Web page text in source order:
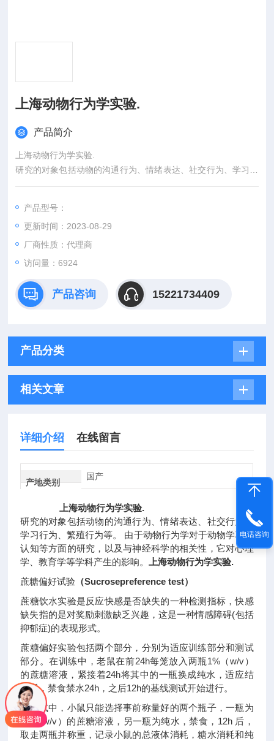
上海动物行为学实验.
产品简介
上海动物行为学实验.
研究的对象包括动物的沟通行为、情绪表达、社交行为、学习行
为、繁殖行为等。 由于动物行为学对于动物学习和认知等方面的
生的影响。
产品型号：
更新时间：2023-08-29
厂商性质：代理商
访问量：6924
产品咨询 15221734409
产品分类
相关文章
详细介绍 在线留言
产地类别
国产
上海动物行为学实验.
研究的对象包括动物的沟通行为、情绪表达、社交行为、
学习行为、繁殖行为等。 由于动物行为学对于动物学习和
认知等方面的研究，以及与神经科学的相关性，它对心理
学、教育学等学科产生的影响。
上海动物行为学实验.
蔗糖偏好试验 （Sucrosepreference test）
蔗糖饮水实验是反应快感是否缺失的一种检测指标，快感
缺失指的是对奖励刺激缺乏兴趣，这是一种情感障碍(包括
抑郁症)的表现形式。
蔗糖偏好实验包括两个部分，分别为适应训练部分和测试
部分。在训练中，老鼠在前24h每笼放入两瓶1%（w/v）
的蔗糖溶液，紧接着24h将其中的一瓶换成纯水，适应结
束后，禁食禁水24h，之后12h的基线测试开始进行。
在测试中，小鼠只能选择事前称量好的两个瓶子，一瓶为
1%（w/v）的蔗糖溶液，另一瓶为纯水，禁食，12h 后，
取走两瓶并称重，记录小鼠的总液体消耗，糖水消耗和纯
电话咨询